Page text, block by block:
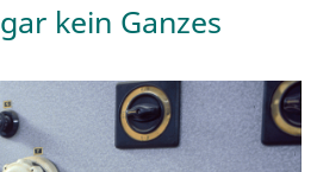
kein Ganzes